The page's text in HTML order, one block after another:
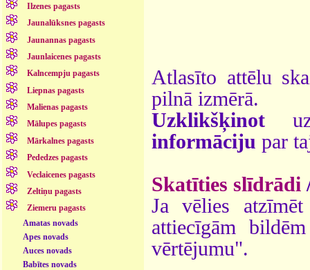
Ilzenes pagasts
Jaunalūksnes pagasts
Jaunannas pagasts
Jaunlaicenes pagasts
Kalncempju pagasts
Liepnas pagasts
Malienas pagasts
Mālupes pagasts
Mārkalnes pagasts
Pededzes pagasts
Veclaicenes pagasts
Zeltiņu pagasts
Ziemeru pagasts
Amatas novads
Apes novads
Auces novads
Babītes novads
Atlasīto attēlu
pilnā izmērā.
Uzklikšķinot
informāciju par
Skatīties slīdrādi
Ja vēlies
attiecīgām
vērtējumu".